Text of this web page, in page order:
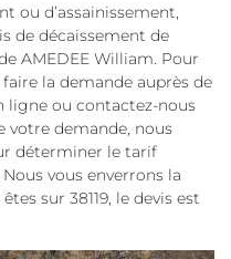
ou d’assainissement,
de décaissement de
AMEDEE William. Pour
la demande auprès de
ligne ou contactez-nous
votre demande, nous
déterminer le tarif
vous enverrons la
sur 38119, le devis est